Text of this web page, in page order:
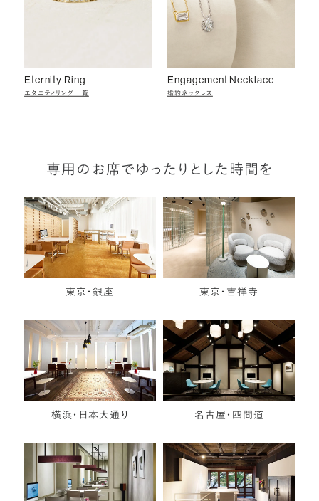
Eternity Ring
エタニティリング一覧
Engagement Necklace
婚約ネックレス
専用のお席でゆったりとした時間を
東京・銀座 東京・吉祥寺
横浜・日本大通り 名古屋・四間道